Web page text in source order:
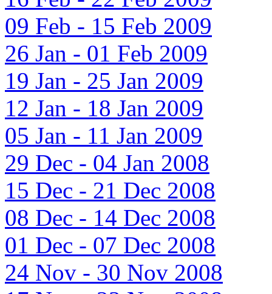
09 Feb - 15 Feb 2009
26 Jan - 01 Feb 2009
19 Jan - 25 Jan 2009
12 Jan - 18 Jan 2009
05 Jan - 11 Jan 2009
29 Dec - 04 Jan 2008
15 Dec - 21 Dec 2008
08 Dec - 14 Dec 2008
01 Dec - 07 Dec 2008
24 Nov - 30 Nov 2008